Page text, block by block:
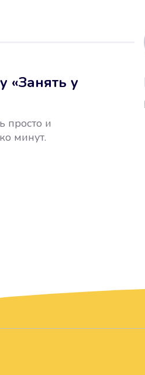
«Занять у
просто и
минут.